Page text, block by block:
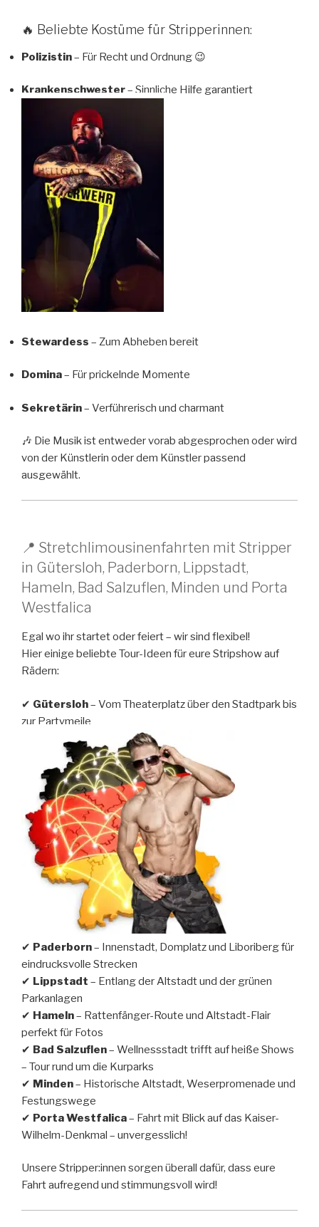
🔥 Beliebte Kostüme für Stripperinnen:
Polizistin– Für Recht und Ordnung 😉
Krankenschwester– Sinnliche Hilfe garantiert
Stewardess – Zum Abheben bereit
Domina– Für prickelnde Momente
Sekretärin– Verführerisch und charmant
🎶 Die Musik ist entweder vorab abgesprochen oder wird
von der Künstlerin oder dem Künstler passend
ausgewählt.
📍 Stretchlimousinenfahrten mit Stripper
in Gütersloh, Paderborn, Lippstadt,
Hameln, Bad Salzuflen, Minden und Porta
Westfalica
Egal wo ihr startet oder feiert – wir sind flexibel!
Hier einige beliebte Tour-Ideen für eure Stripshow auf
Rädern:
✔ Gütersloh– Vom Theaterplatz über den Stadtpark bis
zur Partymeile
✔ Paderborn– Innenstadt, Domplatz und Liboriberg für
eindrucksvolle Strecken
✔ Lippstadt – Entlang der Altstadt und der grünen
Parkanlagen
✔ Hameln– Rattenfänger-Route und Altstadt-Flair
perfekt für Fotos
✔ Bad Salzuflen– Wellnessstadt trifft auf heiße Shows
– Tour rund um die Kurparks
✔ Minden– Historische Altstadt, Weserpromenade und
Festungswege
✔ Porta Westfalica– Fahrt mit Blick auf das Kaiser-
Wilhelm-Denkmal – unvergesslich!
Unsere Stripper:innen sorgen überall dafür, dass eure
Fahrt aufregend und stimmungsvoll wird!